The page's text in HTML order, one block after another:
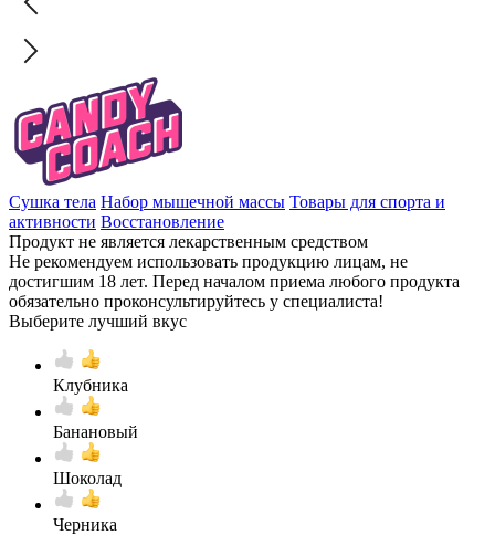
Сушка тела Набор мышечной массы Товары для спорта и
активности Восстановление
Продукт не является лекарственным средством
Не рекомендуем использовать продукцию лицам, не
достигшим 18 лет. Перед началом приема любого продукта
обязательно проконсультируйтесь у специалиста!
Выберите лучший вкус
Клубника
Банановый
Шоколад
Черника